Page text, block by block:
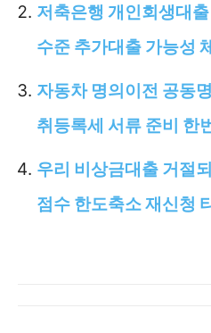
저축은행 개인회생대
수준 추가대출 가능성
자동차 명의이전 공동
취등록세 서류 준비 한
우리 비상금대출 거절
점수 한도축소 재신청